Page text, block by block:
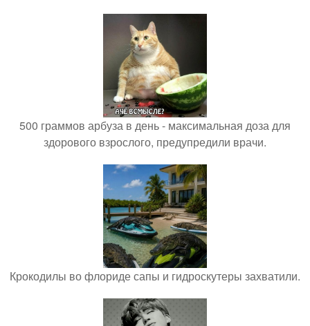
500 граммов арбуза в день - максимальная доза для
здорового взрослого, предупредили врачи.
Крокодилы во флориде сапы и гидроскутеры захватили.